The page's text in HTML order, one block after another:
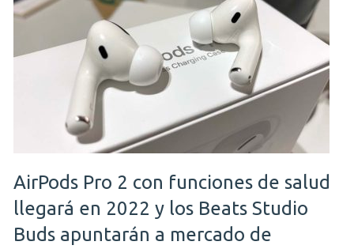
AirPods Pro 2 con funciones de salud
llegará en 2022 y los Beats Studio
Buds apuntarán a mercado de